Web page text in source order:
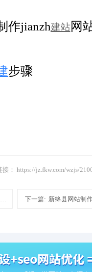
作jianzh建站网
步骤
： https://jz.fkw.com/wzjs/
和推广网站建设设计制作模板
下一篇: 新绛县网站制